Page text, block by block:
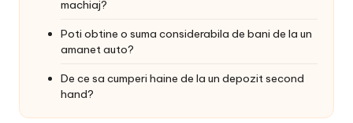
machiaj?
Poti obtine o suma considerabila de bani de la un
amanet auto?
De ce sa cumperi haine de la un depozit second
hand?